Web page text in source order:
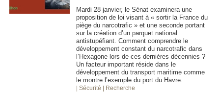
Mardi 28 janvier, le Sénat examinera une
proposition de loi visant à « sortir la France du
piège du narcotrafic » et une seconde portant
sur la création d’un parquet national
antistupéfiant. Comment comprendre le
développement constant du narcotrafic dans
l’Hexagone lors de ces dernières décennies ?
Un facteur important réside dans le
développement du transport maritime comme
le montre l’exemple du port du Havre.
| Sécurité | Recherche